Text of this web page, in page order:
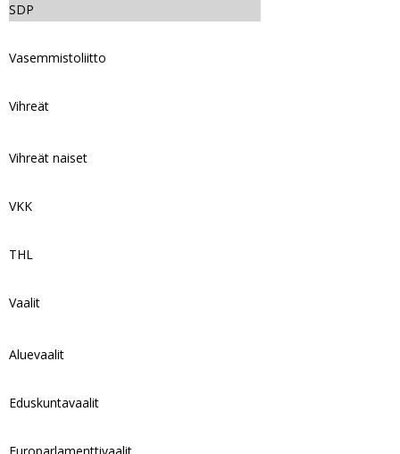
SDP
Vasemmistoliitto
Vihreät
Vihreät naiset
VKK
THL
Vaalit
Aluevaalit
Eduskuntavaalit